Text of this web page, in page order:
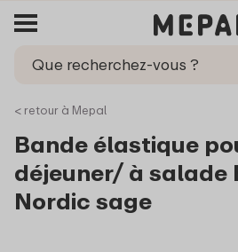
< retour à Mepal
Bande élastique
déjeuner/ à salade
Nordic sage